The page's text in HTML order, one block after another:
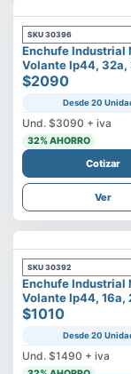
SKU 30396
Enchufe Industrial
Volante Ip44,
3p+t
$2090
Desde 20
Und. $3090 + iva
32% AHORRO
Cotizar
Ver
SKU 30392
Enchufe Industrial
Volante Ip44, 16a,
2p+t
$1010
Desde 20
Und. $1490 + iva